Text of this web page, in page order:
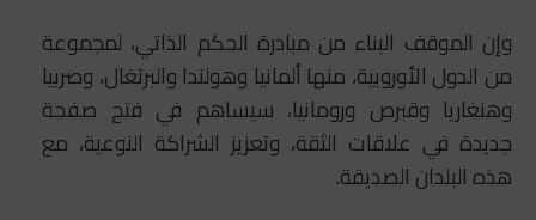
وإن الموقف البناء من مبادرة الحكم الذاتي، لمجموعة
من الدول الأوروبية، منها ألمانيا وهولندا والبرتغال، وصربيا
وهنغاريا وقبرص ورومانيا، سيساهم في فتح صفحة
جديدة في علاقات الثقة، وتعزيز الشراكة النوعية، مع
هذه البلدان الصديقة.